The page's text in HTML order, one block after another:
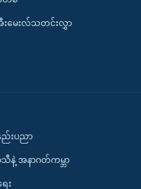
းမေးလ်သတင်းလွှာ
ည်းပညာ
နဲ့ အနာဂတ်ကမ္ဘာ
ေး